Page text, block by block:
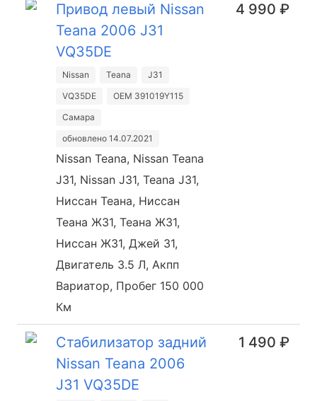
Привод левый Nissan
Teana 2006 J31
VQ35DE
Nissan Teana
J31
VQ35DE
OEM 391019Y115
Самара
обновлено 14.07.2021
Nissan Teana, Nissan Teana
J31, Nissan J31, Teana J31,
Ниссан Теана, Ниссан
Теана Ж31, Теана Ж31,
Ниссан Ж31, Джей 31,
Двигатель 3.5 Л, Акпп
Вариатор, Пробег 150 000
Км
4 990 ₽
Стабилизатор задний
Nissan Teana 2006
J31 VQ35DE
1 490 ₽